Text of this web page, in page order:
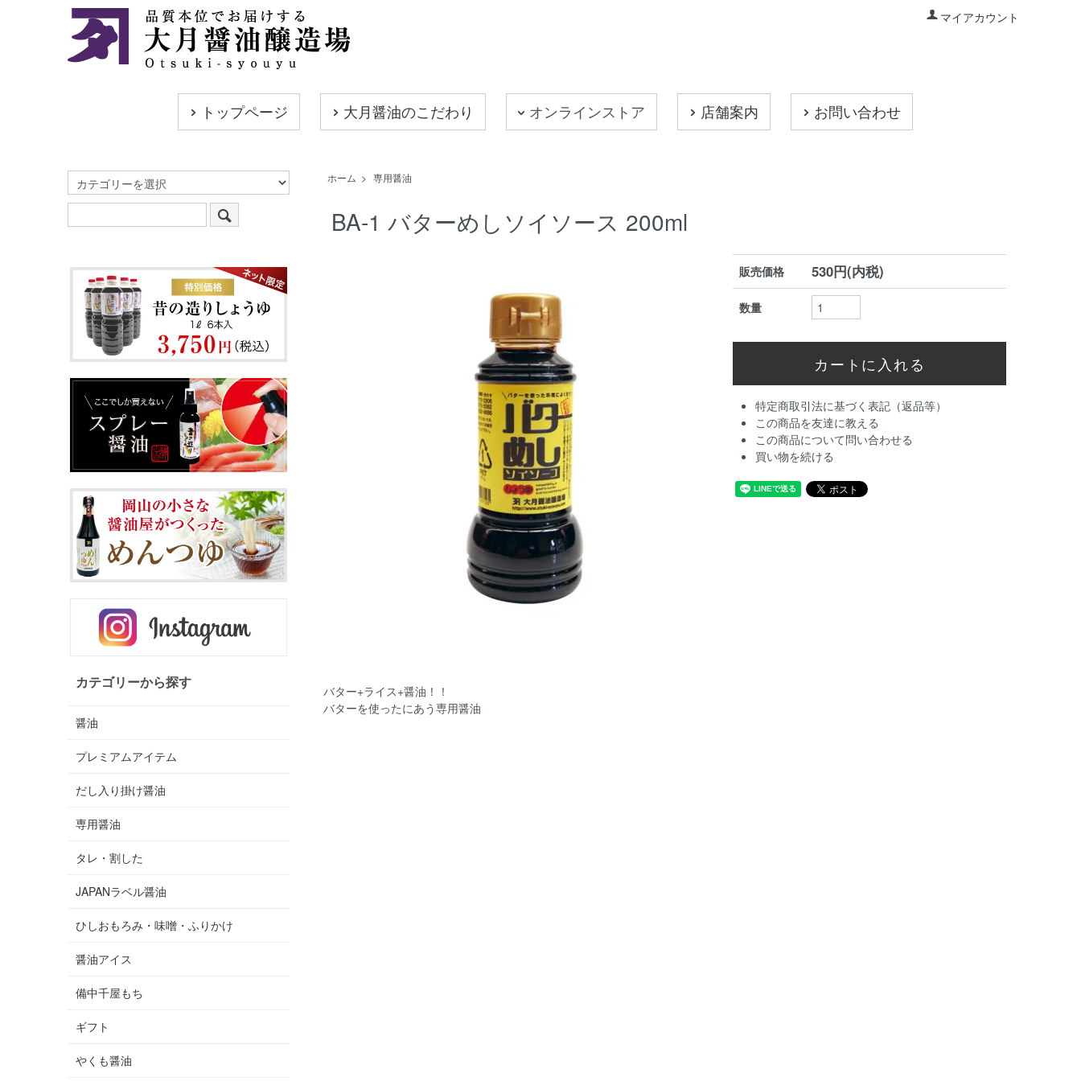
マイアカウント
トップページ 大月醤油のこだわり オンラインストア 店舗案内 お問い合わせ
ホーム > 専用醤油
BA-1 バターめしソイソース 200ml
販売価格 530円(内税)
数量
特定商取引法に基づく表記（返品等）
この商品を友達に教える
この商品について問い合わせる
買い物を続ける
バター+ライス+醤油！！
バターを使ったにあう専用醤油
カテゴリーから探す
醤油
プレミアムアイテム
だし入り掛け醤油
専用醤油
タレ・割した
JAPANラベル醤油
ひしおもろみ・味噌・ふりかけ
醤油アイス
備中千屋もち
ギフト
やくも醤油